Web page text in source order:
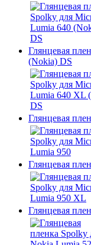
Глянцевая
(Nokia) DS
Глянцевая
Глянцевая
Глянцевая